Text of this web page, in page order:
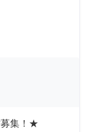
募集！★